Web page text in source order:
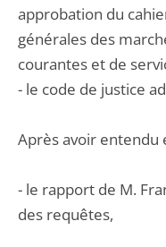
approbation du
générales des
courantes et de
- le code de justice
Après avoir entendu
- le rapport de M.
des requêtes,